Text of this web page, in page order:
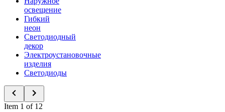
освещение
Гибкий
неон
Светодиодный
декор
Электроустановочные
изделия
Светодиоды
Item 1 of 12